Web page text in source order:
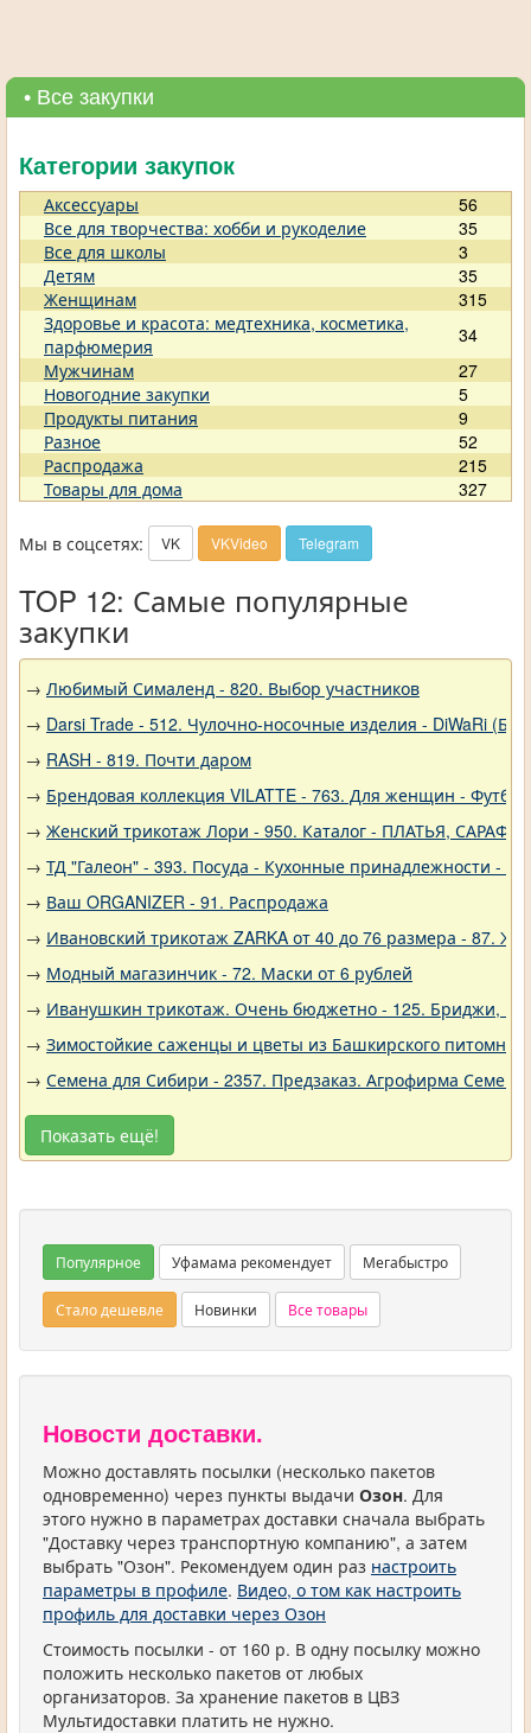
• Все закупки
Категории закупок
Аксессуары
56
Все для творчества: хобби и рукоделие
35
Все для школы
3
Детям
35
Женщинам
315
Здоровье и красота: медтехника, косметика,
парфюмерия
34
Мужчинам
27
Новогодние закупки
5
Продукты питания
9
Разное
52
Распродажа
215
Товары для дома
327
Мы в соцсетях: VK VKVideo Telegram
TOP 12: Самые популярные
закупки
→ Любимый Сималенд - 820. Выбор участников
→ Darsi Trade - 512. Чулочно-носочные изделия - DiWaRi
→ RASH - 819. Почти даром
→ Брендовая коллекция VILATTE - 763. Для женщин -
→ Женский трикотаж Лори - 950. Каталог - ПЛАТЬЯ,
→ ТД "Галеон" - 393. Посуда - Кухонные принадлежности -
→ Ваш ORGANIZER - 91. Распродажа
→ Ивановский трикотаж ZARKA от 40 до 76 размера - 87.
→ Модный магазинчик - 72. Маски от 6 рублей
→ Иванушкин трикотаж. Очень бюджетно - 125. Бриджи,
→ Зимостойкие саженцы и цветы из Башкирского
→ Семена для Сибири - 2357. Предзаказ. Агрофирма
Показать ещё!
Популярное Уфамама рекомендует Мегабыстро
Стало дешевле Новинки Все товары
Новости доставки.
Можно доставлять посылки (несколько пакетов
одновременно) через пункты выдачи Озон. Для
этого нужно в параметрах доставки сначала выбрать
"Доставку через транспортную компанию", а затем
выбрать "Озон". Рекомендуем один раз настроить
параметры в профиле. Видео, о том как настроить
профиль для доставки через Озон
Стоимость посылки - от 160 р. В одну посылку можно
положить несколько пакетов от любых
организаторов. За хранение пакетов в ЦВЗ
Мультидоставки платить не нужно.